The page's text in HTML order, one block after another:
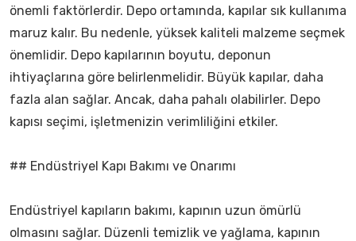
önemli faktörlerdir. Depo ortamında, kapılar sık kullanıma
maruz kalır. Bu nedenle, yüksek kaliteli malzeme seçmek
önemlidir. Depo kapılarının boyutu, deponun
ihtiyaçlarına göre belirlenmelidir. Büyük kapılar, daha
fazla alan sağlar. Ancak, daha pahalı olabilirler. Depo
kapısı seçimi, işletmenizin verimliliğini etkiler.
## Endüstriyel Kapı Bakımı ve Onarımı
Endüstriyel kapıların bakımı, kapının uzun ömürlü
olmasını sağlar. Düzenli temizlik ve yağlama, kapının